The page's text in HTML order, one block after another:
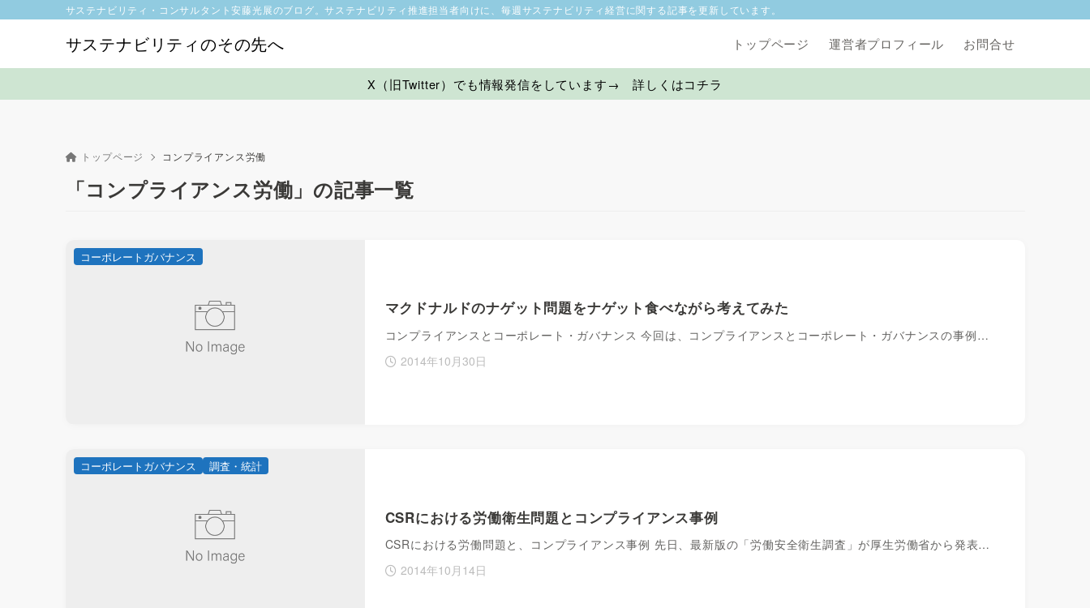
サステナビリティのその先へ
サステナビリティ・コンサルタント安藤光展のブログ。サステナビリティ推進担当者向けに、毎週サステナビリティ経営に関する記事を更新しています。
トップページ 運営者プロフィール お問合せ
X（旧Twitter）でも情報発信をしています→ 詳しくはコチラ
トップページ コンプライアンス労働
「コンプライアンス労働」の記事一覧
マクドナルドのナゲット問題をナゲット食べながら考えてみた
コンプライアンスとコーポレート・ガバナンス 今回は、コンプライアンスとコーポレート・ガバナンスの事例…
2014年10月30日
コーポレートガバナンス
CSRにおける労働衛生問題とコンプライアンス事例
CSRにおける労働問題と、コンプライアンス事例 先日、最新版の「労働安全衛生調査」が厚生労働省から発表…
2014年10月14日
コーポレートガバナンス 調査・統計